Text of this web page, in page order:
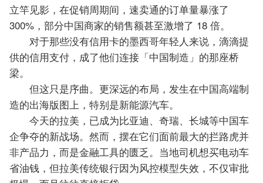
立竿见影，在促销周期间，速卖通的订单量暴涨了
300%，部分中国商家的销售额甚至激增了 18 倍。
对于那些没有信用卡的墨西哥年轻人来说，滴滴提
供的信用支付，成了他们连接「中国制造」的那座桥
梁。
但这只是序曲。更深远的布局，发生在中国高端制
造的出海版图上，特别是新能源汽车。
今天的拉美，已成为比亚迪、奇瑞、长城等中国车
企争夺的新战场。然而，摆在它们面前最大的拦路虎并
非产品力，而是金融工具的匮乏。当地司机想买电动车
省油钱，但拉美传统银行因为风控模型失效，不仅审批